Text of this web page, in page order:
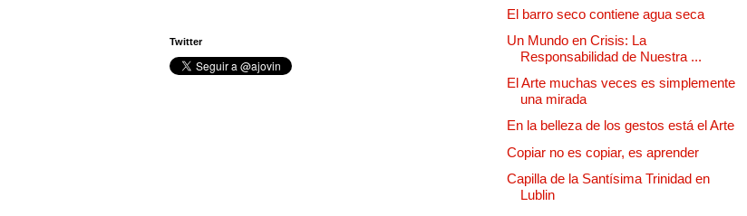
Twitter
El barro seco contiene agua seca
Un Mundo en Crisis: La
Responsabilidad de Nuestra ...
El Arte muchas veces es simplemente
una mirada
En la belleza de los gestos está el Arte
Copiar no es copiar, es aprender
Capilla de la Santísima Trinidad en
Lublin